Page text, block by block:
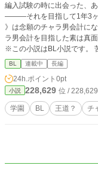
編入試験の時に出会った、
―――それを目指して1年3ヶ月 英華学園に高等部から編入した齋木 葵《ｻ
》は念願のチャラ男会計になれた 意中の相手に好きになってもら
ラ男会計を目指した素は真
※この小説はBL小説です。 苦手
での誹謗中傷はお控えください。 初執筆初投稿のため、至らない点
BL 連載中 長編
24h.ポイント 0pt
小説 228,629 位 /
学園 BL 王道？ チ